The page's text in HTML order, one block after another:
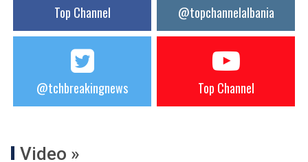
Top Channel @topchannelalbania
@tchbreakingnews Top Channel
Video »